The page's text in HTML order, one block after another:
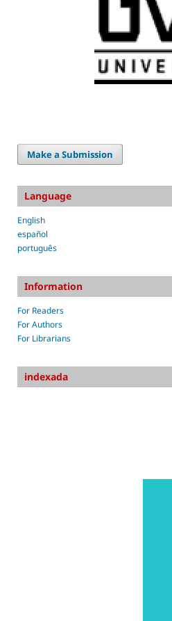
Make a Submission
Language
English
español
português
Information
For Readers
For Authors
For Librarians
indexada